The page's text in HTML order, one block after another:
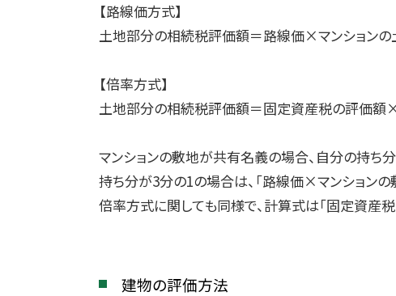
【路線価方式】
土地部分の相続税評価額＝路線価×マンション
【倍率方式】
土地部分の相続税評価額＝固定資産税の評価
マンションの敷地が共有名義の場合、自分の持ち
持ち分が3分の1の場合は、「路線価×マンション
倍率方式に関しても同様で、計算式は「固定資産
建物の評価方法